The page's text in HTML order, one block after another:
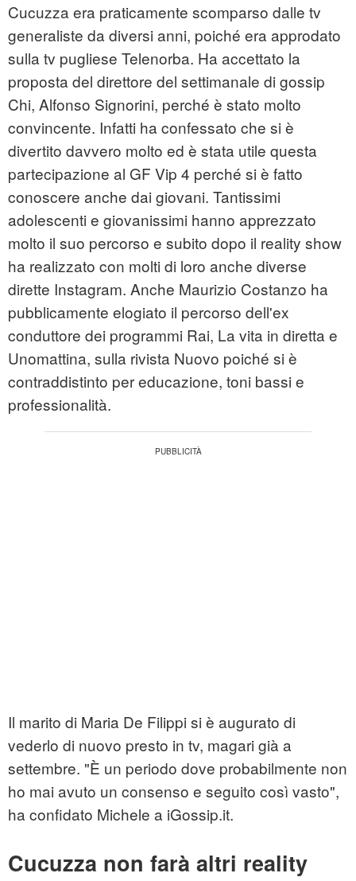
Cucuzza era praticamente scomparso dalle tv
generaliste da diversi anni, poiché era approdato
sulla tv pugliese Telenorba. Ha accettato la
proposta del direttore del settimanale di gossip
Chi, Alfonso Signorini, perché è stato molto
convincente. Infatti ha confessato che si è
divertito davvero molto ed è stata utile questa
partecipazione al GF Vip 4 perché si è fatto
conoscere anche dai giovani. Tantissimi
adolescenti e giovanissimi hanno apprezzato
molto il suo percorso e subito dopo il reality show
ha realizzato con molti di loro anche diverse
dirette Instagram. Anche Maurizio Costanzo ha
pubblicamente elogiato il percorso dell'ex
conduttore dei programmi Rai, La vita in diretta e
Unomattina, sulla rivista Nuovo poiché si è
contraddistinto per educazione, toni bassi e
professionalità.
Il marito di Maria De Filippi si è augurato di
vederlo di nuovo presto in tv, magari già a
settembre. "È un periodo dove probabilmente non
ho mai avuto un consenso e seguito così vasto",
ha confidato Michele a iGossip.it.
Cucuzza non farà altri reality